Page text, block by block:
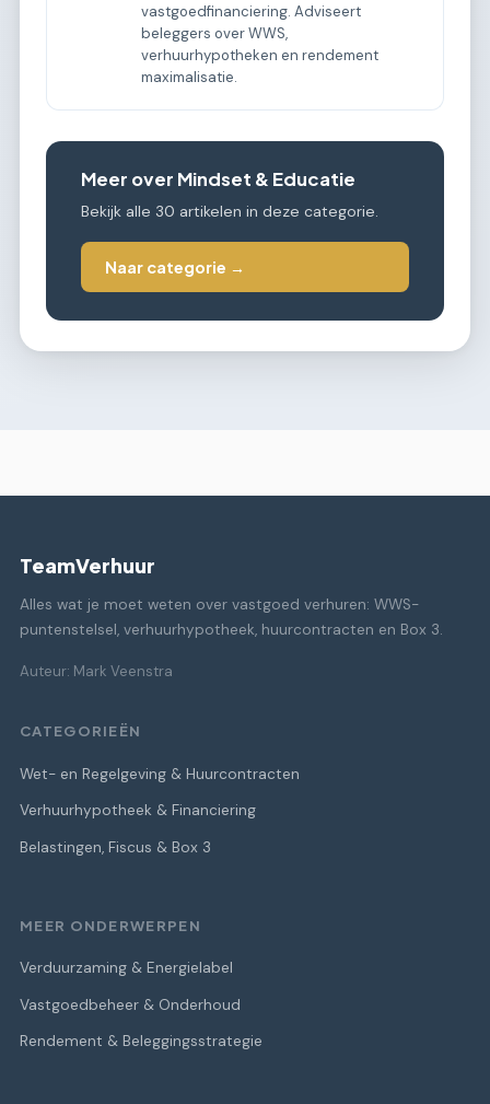
vastgoedfinanciering. Adviseert
beleggers over WWS,
verhuurhypotheken en rendement
maximalisatie.
Meer over Mindset & Educatie
Bekijk alle 30 artikelen in deze categorie.
Naar categorie →
TeamVerhuur
Alles wat je moet weten over vastgoed verhuren: WWS-
puntenstelsel, verhuurhypotheek, huurcontracten en Box 3.
Auteur: Mark Veenstra
CATEGORIEËN
Wet- en Regelgeving & Huurcontracten
Verhuurhypotheek & Financiering
Belastingen, Fiscus & Box 3
MEER ONDERWERPEN
Verduurzaming & Energielabel
Vastgoedbeheer & Onderhoud
Rendement & Beleggingsstrategie